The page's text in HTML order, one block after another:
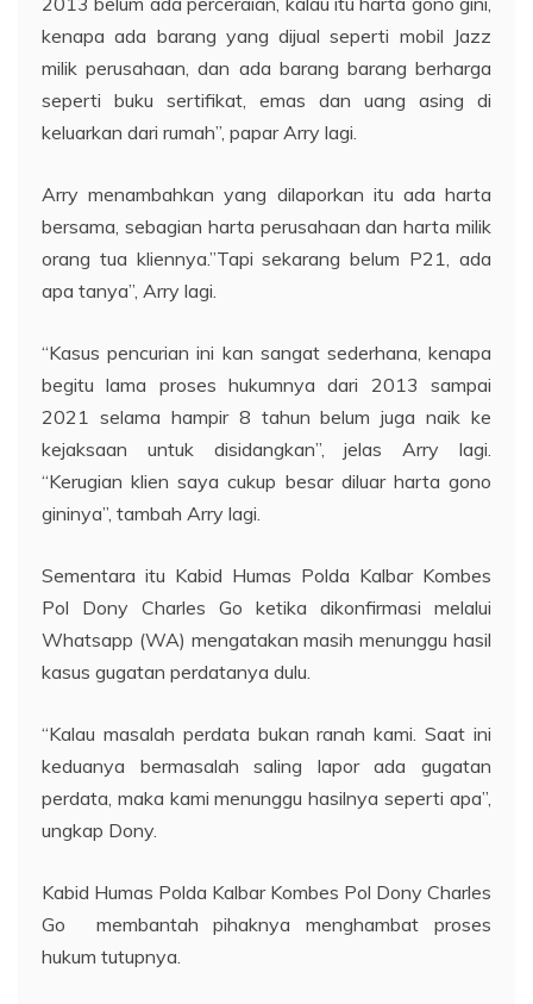
kenapa ada barang yang dijual seperti mobil Jazz
milik perusahaan, dan ada barang barang berharga
seperti buku sertifikat, emas dan uang asing di
keluarkan dari rumah”, papar Arry lagi.
Arry menambahkan yang dilaporkan itu ada harta
bersama, sebagian harta perusahaan dan harta milik
orang tua kliennya.”Tapi sekarang belum P21, ada
apa tanya”, Arry lagi.
“Kasus pencurian ini kan sangat sederhana, kenapa
begitu lama proses hukumnya dari 2013 sampai
2021 selama hampir 8 tahun belum juga naik ke
kejaksaan untuk disidangkan”, jelas Arry lagi.
“Kerugian klien saya cukup besar diluar harta gono
gininya”, tambah Arry lagi.
Sementara itu Kabid Humas Polda Kalbar Kombes
Pol Dony Charles Go ketika dikonfirmasi melalui
Whatsapp (WA) mengatakan masih menunggu hasil
kasus gugatan perdatanya dulu.
“Kalau masalah perdata bukan ranah kami. Saat ini
keduanya bermasalah saling lapor ada gugatan
perdata, maka kami menunggu hasilnya seperti apa”,
ungkap Dony.
Kabid Humas Polda Kalbar Kombes Pol Dony Charles
Go membantah pihaknya menghambat proses
hukum tutupnya.